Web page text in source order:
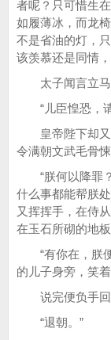
者呢？只可惜生
如履薄冰，而龙
不是省油的灯，
该羡慕还是同情
太子闻言立马
“儿臣惶恐，请
皇帝陛下却又
令满朝文武毛骨悚
“朕何以降罪？
什么事都能帮朕
又挥挥手，在侍
在玉石所砌的地
“有你在，朕便
的儿子身旁，笑
说完便负手回
“退朝。”